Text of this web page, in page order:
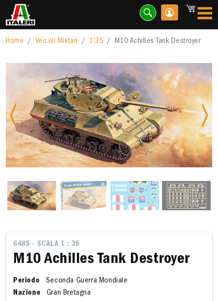
Home Veicoli Militari 1:35 M10 Achilles Tank Destroyer
Previous
6485 - SCALA 1 : 35
M10 Achilles Tank Destroyer
Periodo
Seconda Guerra Mondiale
Nazione
Gran Bretagna